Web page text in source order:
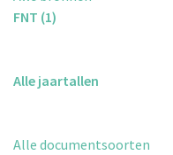
FNT (1)
Alle jaartallen
Alle documentsoorten